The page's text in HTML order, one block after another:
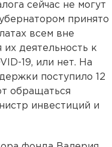
сейчас не могут
принято
всем вне
их деятельность к
19, или нет. На
поступило 12
обращаться
инвестиций и